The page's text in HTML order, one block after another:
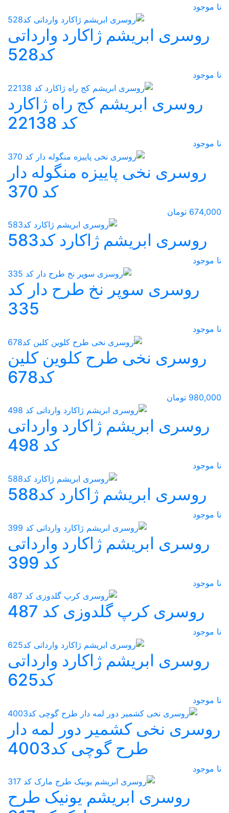
نا موجود
روسری ابریشم ژاکارد وارداتی
کد528
نا موجود
روسری ابریشم کج راه ژاکارد
کد 22138
نا موجود
روسری نخی پاییزه منگوله دار
کد 370
674,000 تومان
روسری ابریشم ژاکارد کد583
نا موجود
روسری سوپر نخ طرح دار کد
335
نا موجود
روسری نخی طرح کلوین کلین
کد678
980,000 تومان
روسری ابریشم ژاکارد وارداتی
کد 498
نا موجود
روسری ابریشم ژاکارد کد588
نا موجود
روسری ابریشم ژاکارد وارداتی
کد 399
نا موجود
روسری کرپ گلدوزی کد 487
نا موجود
روسری ابریشم ژاکارد وارداتی
کد625
نا موجود
روسری نخی کشمیر دور لمه دار
طرح گوچی کد4003
نا موجود
روسری ابریشم یونیک طرح